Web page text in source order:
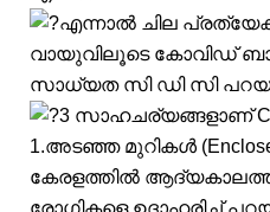
എന്നാൽ ചില
വായുവിലൂടെ കോവിഡ്
സാധ്യത സി ഡി സി
3 സാഹചര്യങ്ങളാണ്
1.അടഞ്ഞ മുറികൾ
കേരളത്തിൽ ആദ്യകാലത്ത്
രോഗികളെ ഉദാഹരിച്ച്